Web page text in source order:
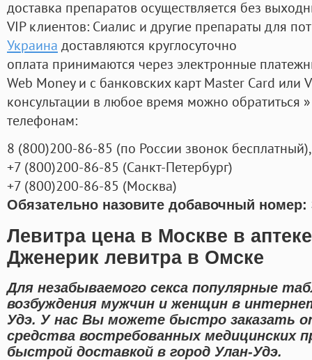
доставка препаратов осуществляется без
VIP клиентов: Сиалис и другие препараты для
Украина доставляются круглосуточно
оплата принимаются через электронные
Web Money и с банковских карт Master Card или
консультации в любое время можно обратиться
телефонам:
8 (800)200-86-85 (по России звонок бесплатный),
+7 (800)200-86-85 (Санкт-Петербург)
+7 (800)200-86-85 (Москва)
Обязательно назовите добавочный номер:
Левитра цена в Москве в
Дженерик левитра в Омске
Для незабываемого секса популярные
возбуждения мужчин и женщин в
Удэ. У нас Вы можете быстро заказать
средства востребованных медицинских
быстрой доставкой в город Улан-Удэ.